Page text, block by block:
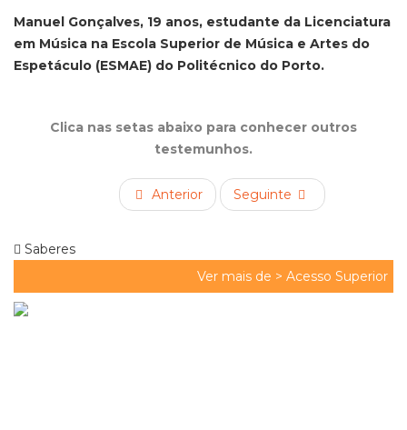
Manuel Gonçalves, 19 anos, estudante da Licenciatura
em Música na Escola Superior de Música e Artes do
Espetáculo (ESMAE) do Politécnico do Porto.
Clica nas setas abaixo para conhecer outros
testemunhos.
Anterior Seguinte
Saberes
Ver mais de > Acesso Superior